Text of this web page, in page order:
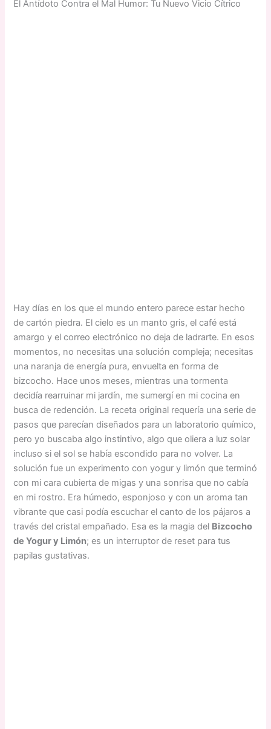
El Antídoto Contra el Mal Humor: Tu Nuevo Vicio Cítrico
Hay días en los que el mundo entero parece estar hecho
de cartón piedra. El cielo es un manto gris, el café está
amargo y el correo electrónico no deja de ladrarte. En esos
momentos, no necesitas una solución compleja; necesitas
una naranja de energía pura, envuelta en forma de
bizcocho. Hace unos meses, mientras una tormenta
decidía rearruinar mi jardín, me sumergí en mi cocina en
busca de redención. La receta original requería una serie de
pasos que parecían diseñados para un laboratorio químico,
pero yo buscaba algo instintivo, algo que oliera a luz solar
incluso si el sol se había escondido para no volver. La
solución fue un experimento con yogur y limón que terminó
con mi cara cubierta de migas y una sonrisa que no cabía
en mi rostro. Era húmedo, esponjoso y con un aroma tan
vibrante que casi podía escuchar el canto de los pájaros a
través del cristal empañado. Esa es la magia del Bizcocho
de Yogur y Limón; es un interruptor de reset para tus
papilas gustativas.